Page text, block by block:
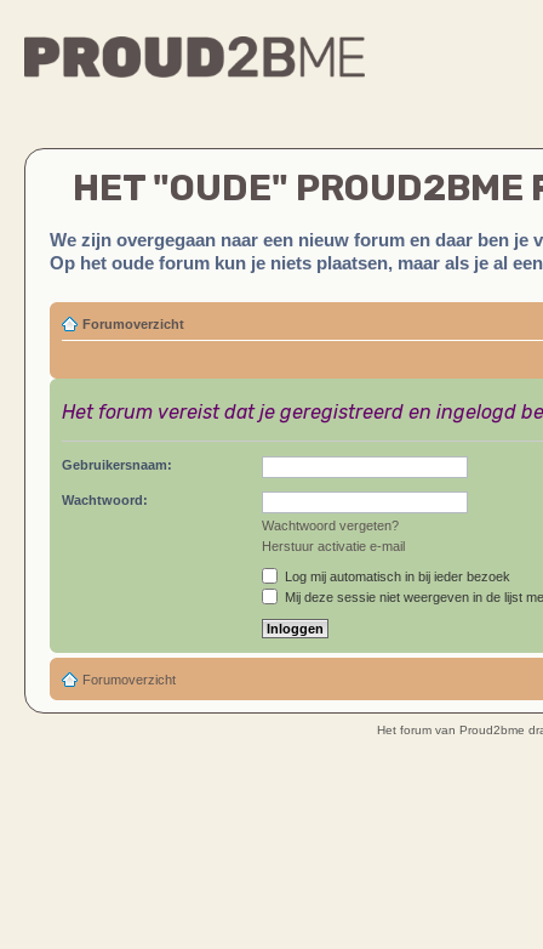
HET "OUDE" PROUD2BME
We zijn overgegaan naar een nieuw forum en daar ben je
Op het oude forum kun je niets plaatsen, maar als je al
Forumoverzicht
Het forum vereist dat je geregistreerd en ingelogd
Gebruikersnaam:
Wachtwoord:
Wachtwoord vergeten?
Herstuur activatie e-mail
Log mij automatisch in bij ieder bezoek
Mij deze sessie niet weergeven in de lijst
Forumoverzicht
Het forum van Proud2bme